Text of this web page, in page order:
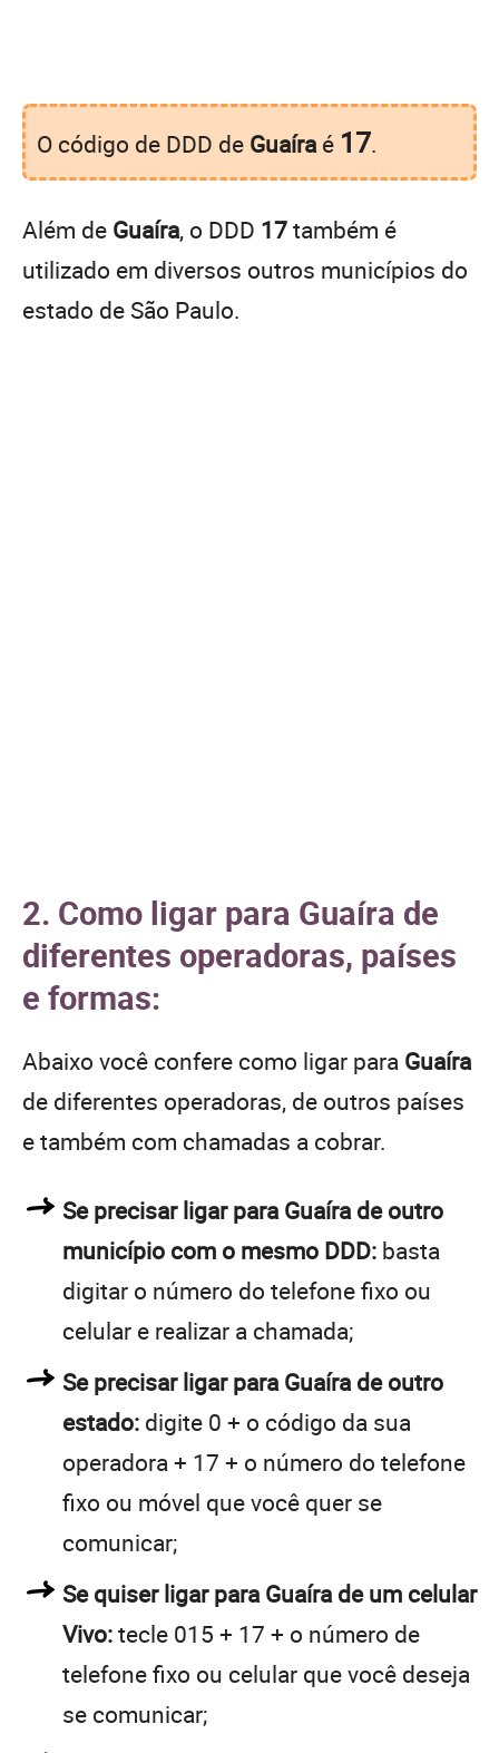
O código de DDD de Guaíra é 17.
Além de Guaíra, o DDD 17também é
utilizado em diversos outros municípios do
estado de São Paulo.
2. Como ligar para Guaíra de
diferentes operadoras, países
e formas:
Abaixo você confere como ligar para Guaíra
de diferentes operadoras, de outros países
e também com chamadas a cobrar.
Se precisar ligar para Guaíra de outro
município com o mesmo DDD: basta
digitar o número do telefone fixo ou
celular e realizar a chamada;
Se precisar ligar para Guaíra de outro
estado: digite 0 + o código da sua
operadora + 17 + o número do telefone
fixo ou móvel que você quer se
comunicar;
Se quiser ligar para Guaíra de um celular
Vivo:tecle 015 + 17 + o número de
telefone fixo ou celular que você deseja
se comunicar;